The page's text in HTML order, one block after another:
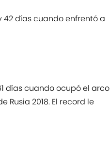
42 días cuando enfrentó a
días cuando ocupó el arco
2018. El record le